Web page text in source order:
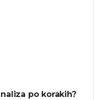
po korakih?